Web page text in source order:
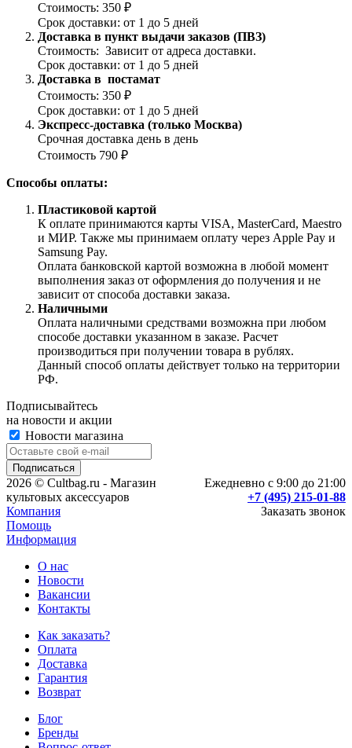
Стоимость: 350 ₽
Срок доставки: от 1 до 5 дней
Доставка в пункт выдачи заказов (ПВЗ)
Стоимость: Зависит от адреса доставки.
Срок доставки: от 1 до 5 дней
Доставка в постамат
Стоимость: 350 ₽
Срок доставки: от 1 до 5 дней
Экспресс-доставка (только Москва)
Срочная доставка день в день
Стоимость 790 ₽
Способы оплаты:
Пластиковой картой
К оплате принимаются карты VISA, MasterCard, Maestro
и МИР. Также мы принимаем оплату через Apple Pay и
Samsung Pay.
Оплата банковской картой возможна в любой момент
выполнения заказ от оформления до получения и не
зависит от способа доставки заказа.
Наличными
Оплата наличными средствами возможна при любом
способе доставки указанном в заказе. Расчет
производиться при получении товара в рублях.
Данный способ оплаты действует только на территории
РФ.
Подписывайтесь
на новости и акции
Новости магазина
Ежедневно с 9:00 до 21:00
+7 (495) 215-01-88
Заказать звонок
2026 © Cultbag.ru - Магазин
культовых аксессуаров
Компания
Помощь
Информация
О нас
Новости
Вакансии
Контакты
Как заказать?
Оплата
Доставка
Гарантия
Возврат
Блог
Бренды